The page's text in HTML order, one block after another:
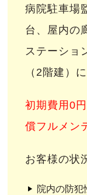
病院駐車場
台、屋内の
ステーショ
（2階建）
初期費用0
償フルメン
お客様の状
院内の防犯